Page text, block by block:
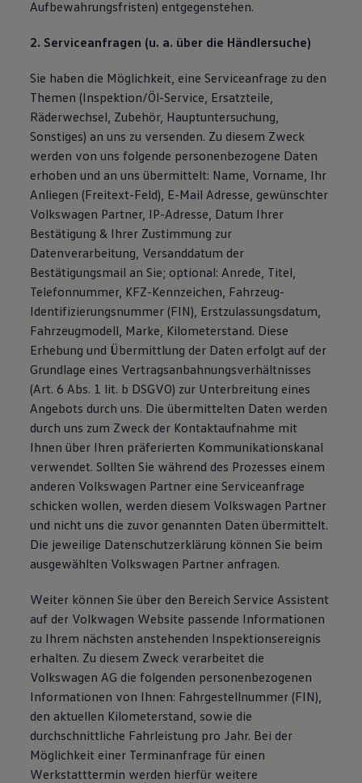
Aufbewahrungsfristen) entgegenstehen.
2. Serviceanfragen (u. a. über die Händlersuche)
Sie haben die Möglichkeit, eine Serviceanfrage zu den
Themen (Inspektion/Öl-Service, Ersatzteile,
Räderwechsel, Zubehör, Hauptuntersuchung,
Sonstiges) an uns zu versenden. Zu diesem Zweck
werden von uns folgende personenbezogene Daten
erhoben und an uns übermittelt: Name, Vorname, Ihr
Anliegen (Freitext-Feld), E-Mail Adresse, gewünschter
Volkswagen Partner, IP-Adresse, Datum Ihrer
Bestätigung & Ihrer Zustimmung zur
Datenverarbeitung, Versanddatum der
Bestätigungsmail an Sie; optional: Anrede, Titel,
Telefonnummer, KFZ-Kennzeichen, Fahrzeug-
Identifizierungsnummer (FIN), Erstzulassungsdatum,
Fahrzeugmodell, Marke, Kilometerstand. Diese
Erhebung und Übermittlung der Daten erfolgt auf der
Grundlage eines Vertragsanbahnungsverhältnisses
(Art. 6 Abs. 1 lit. b DSGVO) zur Unterbreitung eines
Angebots durch uns. Die übermittelten Daten werden
durch uns zum Zweck der Kontaktaufnahme mit
Ihnen über Ihren präferierten Kommunikationskanal
verwendet. Sollten Sie während des Prozesses einem
anderen Volkswagen Partner eine Serviceanfrage
schicken wollen, werden diesem Volkswagen Partner
und nicht uns die zuvor genannten Daten übermittelt.
Die jeweilige Datenschutzerklärung können Sie beim
ausgewählten Volkswagen Partner anfragen.
Weiter können Sie über den Bereich Service Assistent
auf der Volkwagen Website passende Informationen
zu Ihrem nächsten anstehenden Inspektionsereignis
erhalten. Zu diesem Zweck verarbeitet die
Volkswagen AG die folgenden personenbezogenen
Informationen von Ihnen: Fahrgestellnummer (FIN),
den aktuellen Kilometerstand, sowie die
durchschnittliche Fahrleistung pro Jahr. Bei der
Möglichkeit einer Terminanfrage für einen
Werkstatttermin werden hierfür weitere